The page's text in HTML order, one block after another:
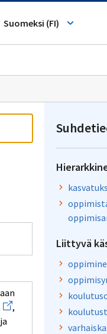
haku
Suomeksi (FI)
Avaa
uuden
ikkunan
,
ja
Liittyvä